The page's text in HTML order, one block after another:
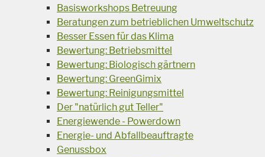
Basisworkshops Betreuung
Beratungen zum betrieblichen Umweltschutz
Besser Essen für das Klima
Bewertung: Betriebsmittel
Bewertung: Biologisch gärtnern
Bewertung: GreenGimix
Bewertung: Reinigungsmittel
Der "natürlich gut Teller"
Energiewende - Powerdown
Energie- und Abfallbeauftragte
Genussbox